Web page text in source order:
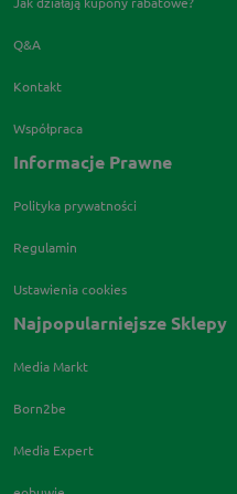
Q&A
Kontakt
Współpraca
Informacje Prawne
Polityka prywatności
Regulamin
Ustawienia cookies
Najpopularniejsze Sklepy
Media Markt
Born2be
Media Expert